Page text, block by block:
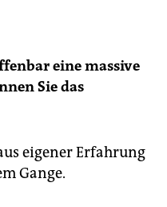
eine massive
Sie das
eigener Erfahrung
Gange.